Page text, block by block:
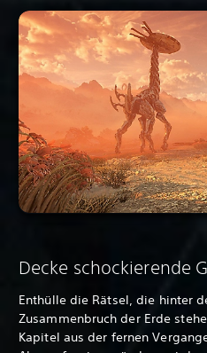
Decke schockierende
Enthülle die Rätsel, die hinter
Zusammenbruch der Erde
Kapitel aus der fernen